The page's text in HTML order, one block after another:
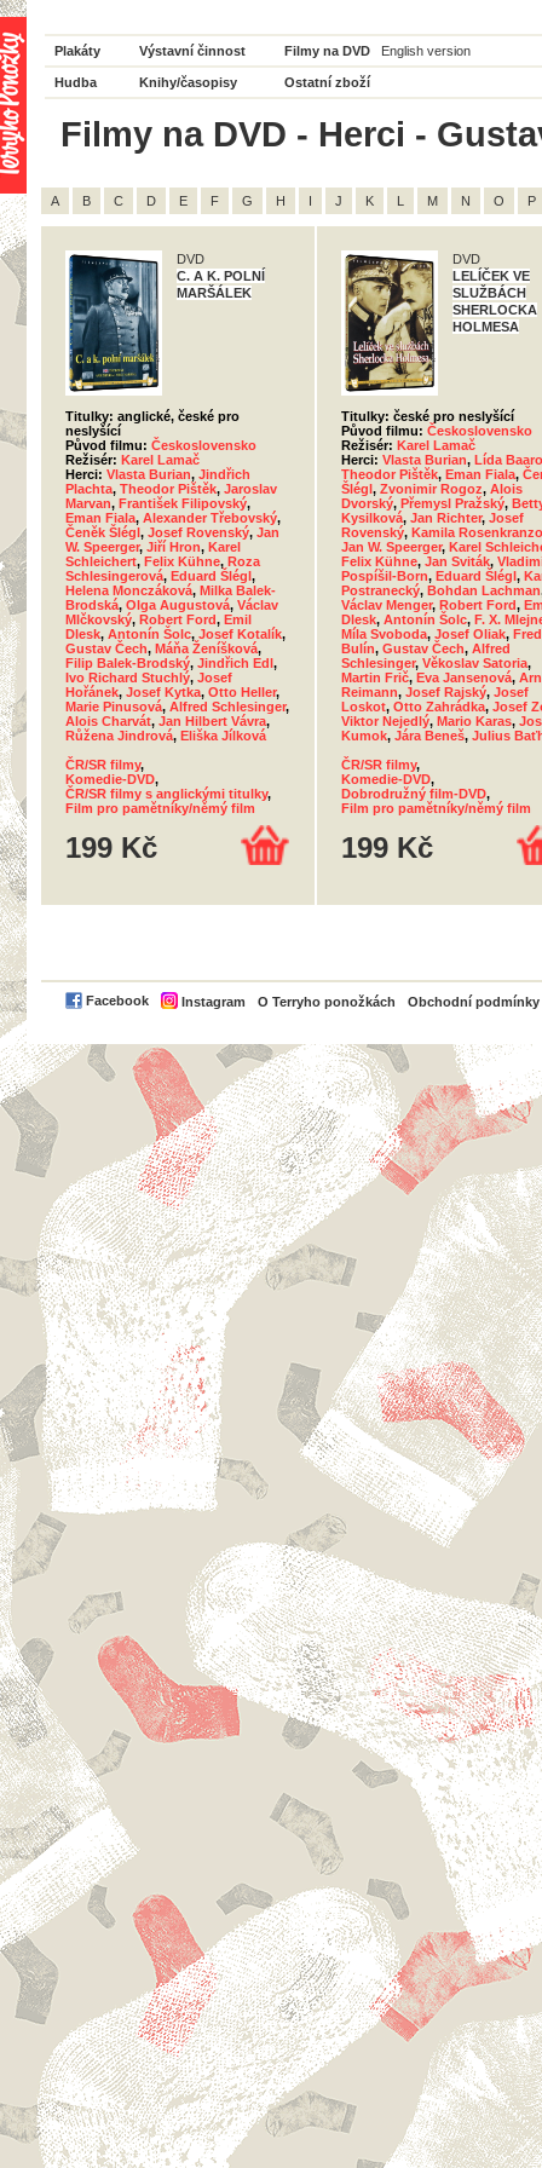
Plakáty Výstavní činnost Filmy na DVD English version
Hudba Knihy/časopisy Ostatní zboží
Filmy na DVD - Herci -
A B C D E F G H I J K L M N O P
DVD
C. A K. POLNÍ
MARŠÁLEK
Titulky: anglické, české pro
neslyšící
Původ filmu: Československo
Režisér: Karel Lamač
Herci: Vlasta Burian, Jindřich
Plachta, Theodor Pištěk, Jaroslav
Marvan, František Filipovský,
Eman Fiala, Alexander Třebovský,
Čeněk Šlégl, Josef Rovenský, Jan
W. Speerger, Jiří Hron, Karel
Schleichert, Felix Kühne, Roza
Schlesingerová, Eduard Šlégl,
Helena Monczáková, Milka Balek-
Brodská, Olga Augustová, Václav
Mlčkovský, Robert Ford, Emil
Dlesk, Antonín Šolc, Josef Kotalík,
Gustav Čech, Máňa Ženíšková,
Filip Balek-Brodský, Jindřich Edl,
Ivo Richard Stuchlý, Josef
Hořánek, Josef Kytka, Otto Heller,
Marie Pinusová, Alfred Schlesinger,
Alois Charvát, Jan Hilbert Vávra,
Růžena Jindrová, Eliška Jílková
ČR/SR filmy,
Komedie-DVD,
ČR/SR filmy s anglickými titulky,
Film pro pamětníky/němý film
199 Kč
DVD
LELÍČEK VE
SLUŽBÁCH
SHERLOCKA
HOLMESA
Titulky: české pro neslyšící
Původ filmu: Československo
Režisér: Karel Lamač
Herci: Vlasta Burian, Lída
Theodor Pištěk, Eman Fiala,
Šlégl, Zvonimir Rogoz, Alois
Dvorský, Přemysl Pražský,
Kysilková, Jan Richter, Josef
Rovenský, Kamila
Jan W. Speerger, Karel
Felix Kühne, Jan Sviták,
Pospíšil-Born, Eduard Šlégl,
Postranecký, Bohdan Lachman
Václav Menger, Robert Ford,
Dlesk, Antonín Šolc, F. X.
Míla Svoboda, Josef Oliak, Fred
Bulín, Gustav Čech, Alfred
Schlesinger, Věkoslav Satoria,
Martin Frič, Eva Jansenová,
Reimann, Josef Rajský, Josef
Loskot, Otto Zahrádka, Josef
Viktor Nejedlý, Mario Karas,
Kumok, Jára Beneš, Julius
ČR/SR filmy,
Komedie-DVD,
Dobrodružný film-DVD,
Film pro pamětníky/němý film
199 Kč
Facebook Instagram O Terryho ponožkách Obchodní podmínky
PayPal